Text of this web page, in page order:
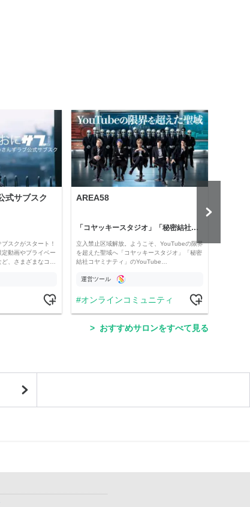
式サブスク
スクがスタート！
動画やプライベー
ど、さまざまなコ…
AREA58
「コヤッキースタジオ」「秘密結社コヤミナティ」
立入禁止区域解放。ようこそ、YouTubeの限界
を超えた聖域へ「コヤッキースタジオ」「秘密
結社コヤミナティ」のYouTube…
運営ツール
オンラインコミュニティ
おすすめサロンをすべて見る